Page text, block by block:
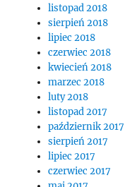
listopad 2018
sierpień 2018
lipiec 2018
czerwiec 2018
kwiecień 2018
marzec 2018
luty 2018
listopad 2017
październik 2017
sierpień 2017
lipiec 2017
czerwiec 2017